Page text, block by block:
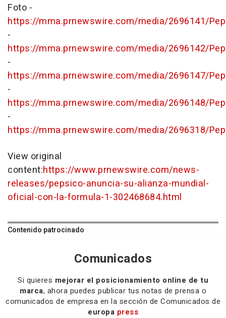
Foto -
https://mma.prnewswire.com/media/2696141/
-
https://mma.prnewswire.com/media/2696142/
-
https://mma.prnewswire.com/media/2696147/
-
https://mma.prnewswire.com/media/2696148/
-
https://mma.prnewswire.com/media/2696318/
View original
content:https://www.prnewswire.com/news-
releases/pepsico-anuncia-su-alianza-mundial-
oficial-con-la-formula-1-302468684.html
Contenido patrocinado
Comunicados
Si quieres mejorar el posicionamiento online de tu
marca, ahora puedes publicar tus notas de prensa o
comunicados de empresa en la sección de Comunicados de
europa press